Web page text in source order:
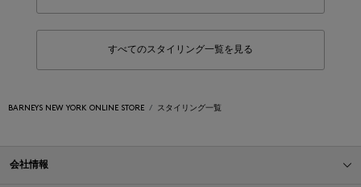
すべてのスタイリング一覧を見る
BARNEYS NEW YORK ONLINE STORE スタイリング一覧
会社情報